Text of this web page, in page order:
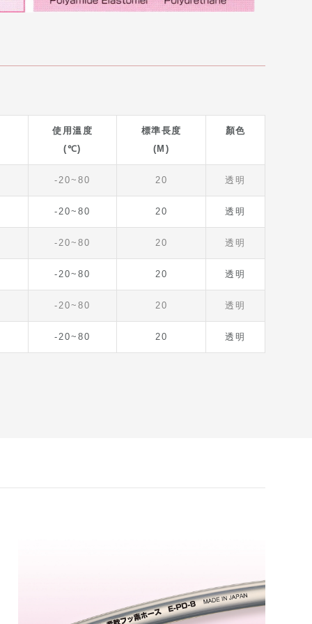
使用溫度
(℃)
標準長度
(M)
顏色
-20~80 20 透明
-20~80 20 透明
-20~80 20 透明
-20~80 20 透明
-20~80 20 透明
-20~80 20 透明